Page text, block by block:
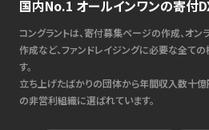
国内No.1 オールインワンの寄付
コングラントは、寄付募集ページの作成、オン
作成など、ファンドレイジングに必要な全て
す。
立ち上げたばかりの団体から年間収入数十
の非営利組織に選ばれています。